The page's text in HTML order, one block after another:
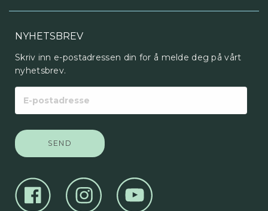
NYHETSBREV
Skriv inn e-postadressen din for å melde deg på vårt
nyhetsbrev.
postadresse